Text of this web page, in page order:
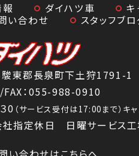
ダイハツ車 キ
い合わせ スタッフブロ
東郡長泉町下土狩1791-1
/FAX：055-988-0910
0 （サービス受付は17:00まで）キ
社指定休日 日曜サービス工